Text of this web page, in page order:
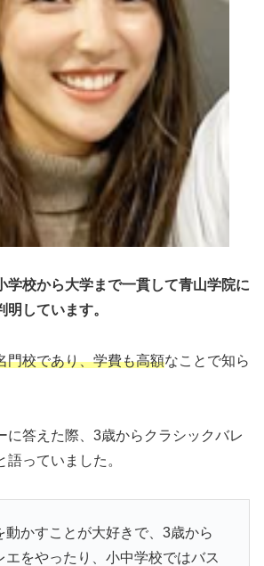
学校から大学まで一貫して青山学院に
しています。
門校であり、学費も高額なことで知ら
に答えた際、3歳からクラシックバレ
っていました。
動かすことが大好きで、3歳から
エをやったり、小中学校ではバス